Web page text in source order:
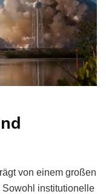
von einem großen
Sowohl institutionelle